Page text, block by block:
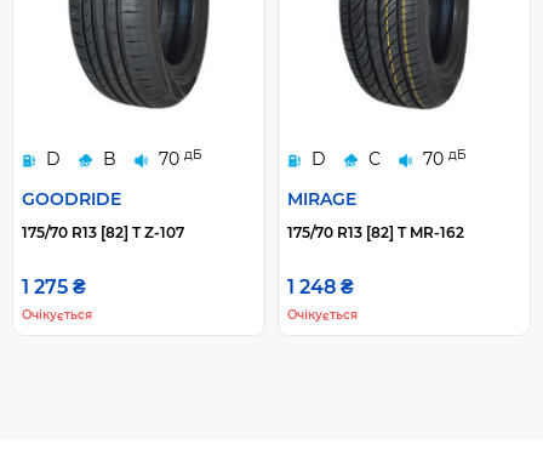
D B 70 дБ
GOODRIDE
175/70 R13 [82] T Z-107
1 275 ₴
Очікується
D C 70 дБ
MIRAGE
175/70 R13 [82] T MR-162
1 248 ₴
Очікується